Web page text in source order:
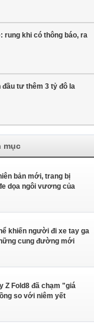
rung khi có thông báo, ra
tư thêm 3 tỷ đô la
mục
bản mới, trang bị
dọa ngôi vương của
khiến người đi xe tay ga
cung đường mới
Z Fold8 đã chạm "giá
so với niêm yết